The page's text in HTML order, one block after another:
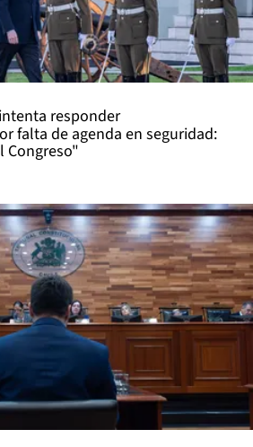
responder
falta de agenda en seguridad:
Congreso"